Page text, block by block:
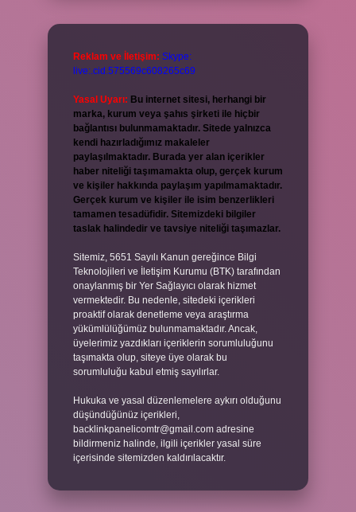
Reklam ve İletişim: Skype:
live:.cid.575569c608265c69
Yasal Uyarı: Bu internet sitesi, herhangi bir
marka, kurum veya şahıs şirketi ile hiçbir
bağlantısı bulunmamaktadır. Sitede yalnızca
kendi hazırladığımız makaleler
paylaşılmaktadır. Burada yer alan içerikler
haber niteliği taşımamakta olup, gerçek kurum
ve kişiler hakkında paylaşım yapılmamaktadır.
Gerçek kurum ve kişiler ile isim benzerlikleri
tamamen tesadüfidir. Sitemizdeki bilgiler
taslak halindedir ve tavsiye niteliği taşımazlar.
Sitemiz, 5651 Sayılı Kanun gereğince Bilgi
Teknolojileri ve İletişim Kurumu (BTK) tarafından
onaylanmış bir Yer Sağlayıcı olarak hizmet
vermektedir. Bu nedenle, sitedeki içerikleri
proaktif olarak denetleme veya araştırma
yükümlülüğümüz bulunmamaktadır. Ancak,
üyelerimiz yazdıkları içeriklerin sorumluluğunu
taşımakta olup, siteye üye olarak bu
sorumluluğu kabul etmiş sayılırlar.
Hukuka ve yasal düzenlemelere aykırı olduğunu
düşündüğünüz içerikleri,
backlinkpanelicomtr@gmail.com adresine
bildirmeniz halinde, ilgili içerikler yasal süre
içerisinde sitemizden kaldırılacaktır.